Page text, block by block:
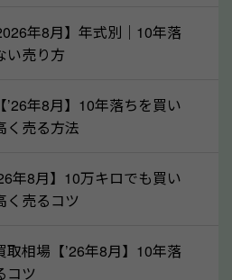
で買取できます。他社で買取
つく可能性があるので、諦め
ースは珍しくないため、まず
料査定をお試しください。
で買取価格アップも！
は、車内のシートや座席の下
年8月】年式別｜10年落
い売り方
年8月】10年落ちを買い
く売る方法
年8月】10万キロでも買い
く売るコツ
相場【’26年8月】10年落
コツ